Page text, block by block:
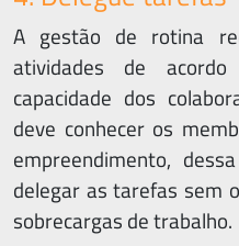
A gestão de rotina
atividades de
capacidade dos
deve conhecer os
empreendimento,
delegar as tarefas sem
sobrecargas de trabalho.